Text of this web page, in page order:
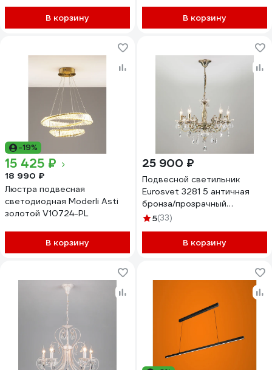
В корзину В корзину
-19%
15 425 ₽
18 990 ₽
Люстра подвесная
светодиодная Moderli Asti
золотой V10724-PL
В корзину
25 900 ₽
Подвесной светильник
Eurosvet 3281 5 античная
бронза/прозрачный
хрусталь Strotskis
5(33)
В корзину